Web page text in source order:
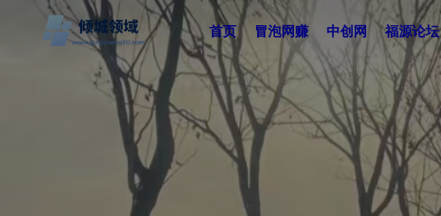
首页 冒泡网赚 中创网 福源论坛